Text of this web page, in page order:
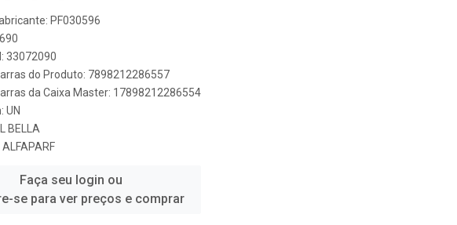
PF030596
33072090
do Produto: 7898212286557
da Caixa Master: 17898212286554
UN
BELLA
ALFAPARF
Faça seu login ou
se para ver preços e comprar